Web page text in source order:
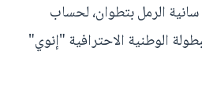
الرمل بتطوان، لحساب
الـ 14 من البطولة الوطنية الاحترافية "إنوي"